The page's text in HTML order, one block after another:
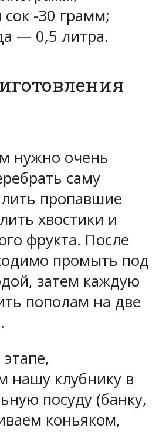
-30 грамм;
— 0,5 литра.
нужно очень
саму
пропавшие
хвостики и
фрукта. После
промыть под
затем каждую
пополам на две
нашу клубнику в
посуду (банку,
коньяком,